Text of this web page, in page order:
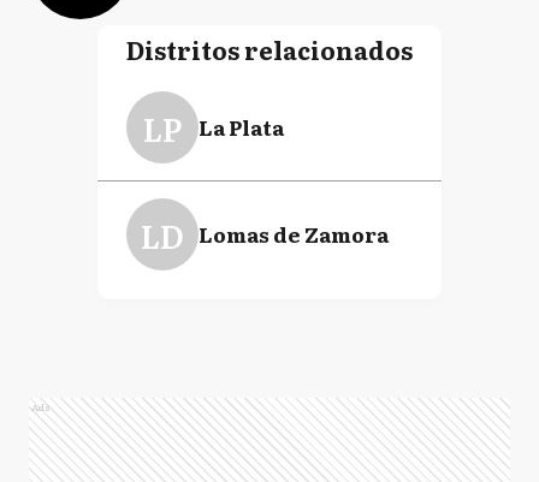
Distritos relacionados
LP La Plata
LD Lomas de Zamora
Ads